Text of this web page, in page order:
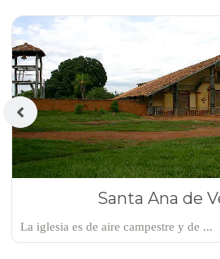
Santa Ana de
La iglesia es de aire campestre y de ...